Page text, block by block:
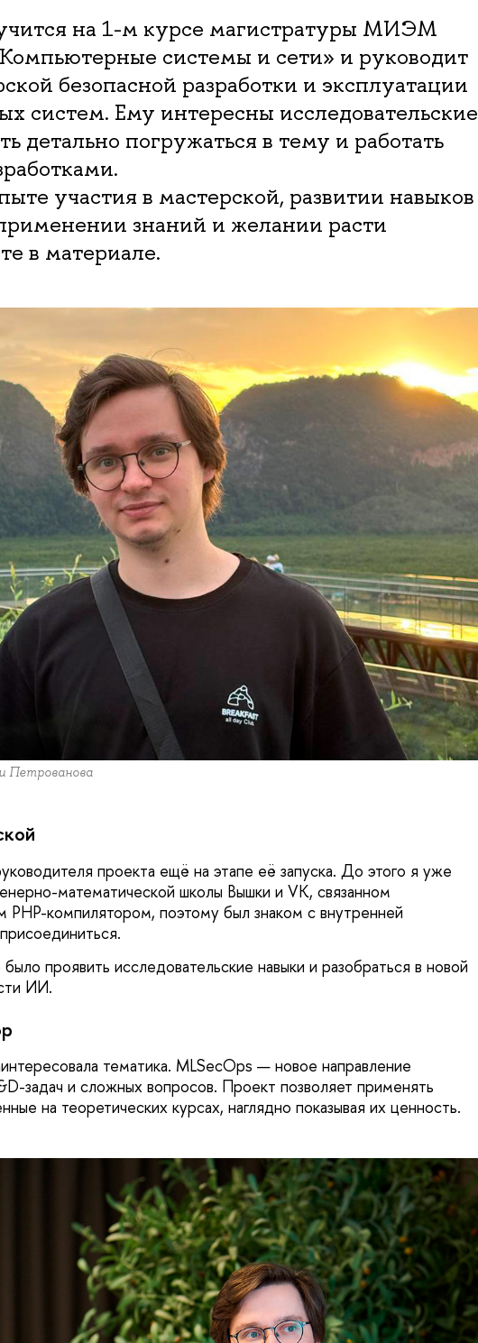
на 1-м курсе магистратуры МИЭМ
системы и сети» и руководит
безопасной разработки и эксплуатации
систем. Ему интересны исследовательские
детально погружаться в тему и работать
участия в мастерской, развитии навыков
знаний и желании расти
в материале.
Петрованова
проекта ещё на этапе её запуска. До этого я уже
математической школы Вышки и VK, связанном
PHP-компилятором, поэтому был знаком с внутренней
проявить исследовательские навыки и разобраться в новой
ИИ.
тематика. MLSecOps — новое направление
задач и сложных вопросов. Проект позволяет применять
на теоретических курсах, наглядно показывая их ценность.